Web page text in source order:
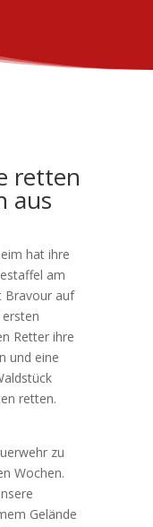
retten
aus
hat ihre
am
Bravour auf
Retter ihre
und eine
retten.
zu
Wochen.
Gelände